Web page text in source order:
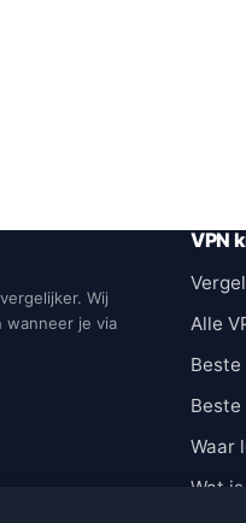
Wij
wanneer je via
VPN
Alle
Beste
Waar
Wat